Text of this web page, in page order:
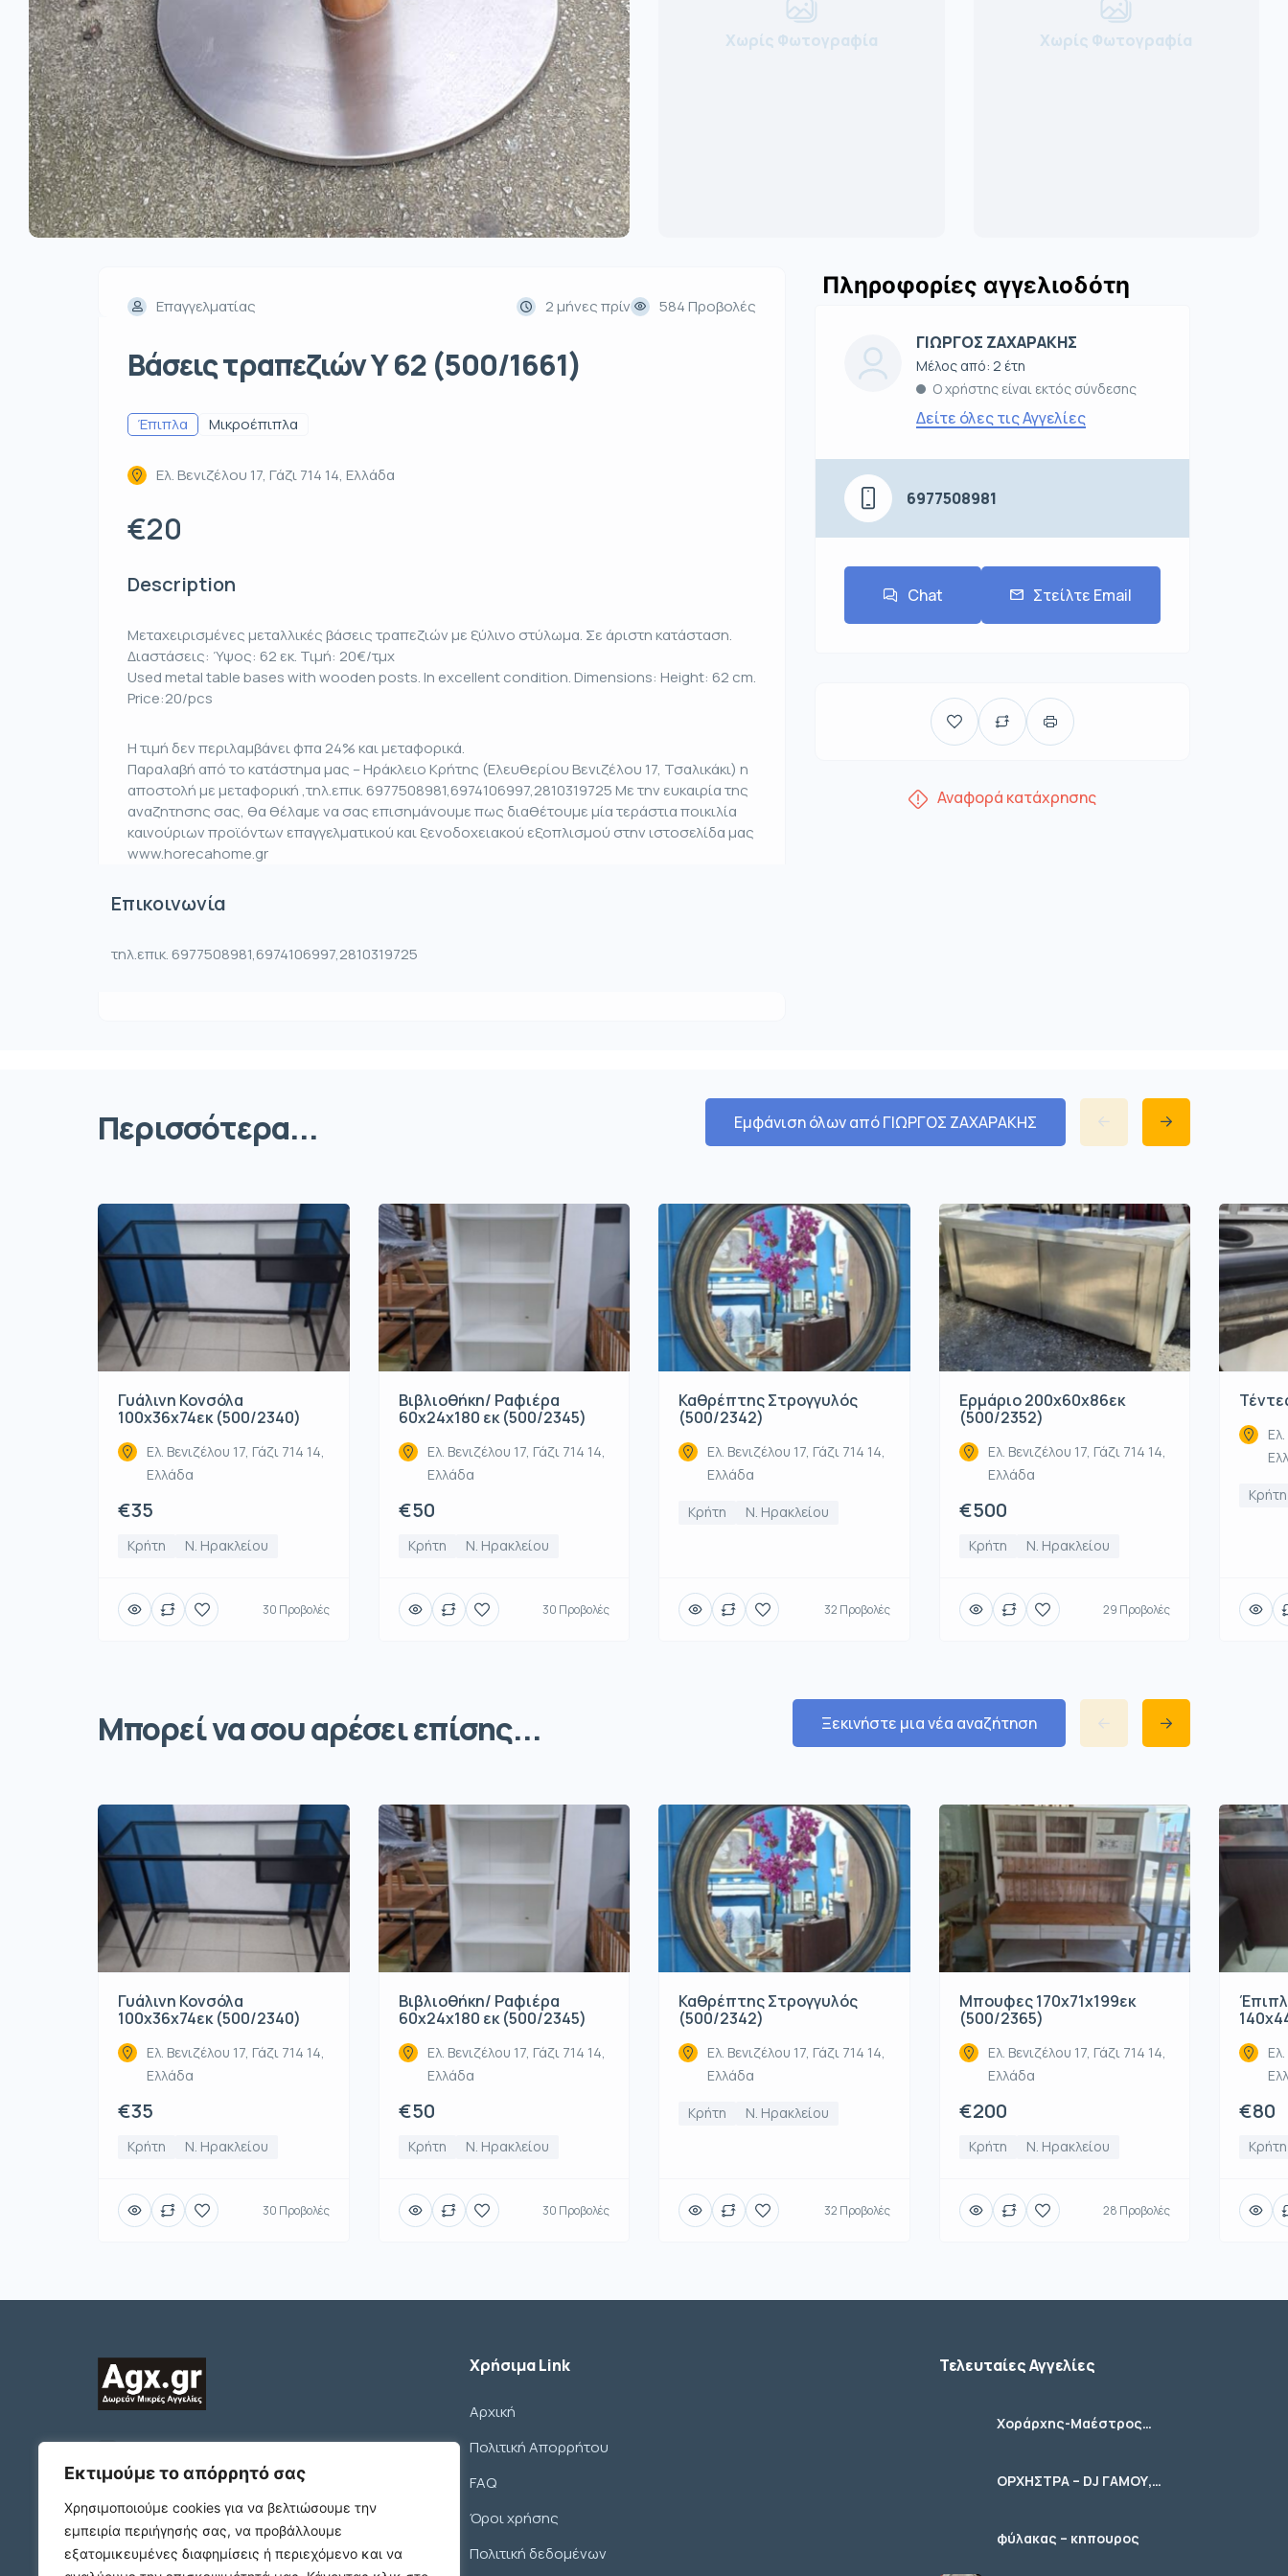
Εκτιμούμε το απόρρητό σας
Χρησιμοποιούμε cookies για να βελτιώσουμε την
εμπειρία περιήγησής σας, να προβάλλουμε
εξατομικευμένες διαφημίσεις ή περιεχόμενο και να
Χωρίς Φωτογραφία Χωρίς Φωτογραφία
Επαγγελματίας 2 μήνες πρίν 584 Προβολές
Βάσεις τραπεζιών Υ 62 (500/1661)
Έπιπλα Μικροέπιπλα
Ελ. Βενιζέλου 17, Γάζι 714 14, Ελλάδα
€20
Description
Μεταχειρισμένες μεταλλικές βάσεις τραπεζιών με ξύλινο στύλωμα. Σε άριστη κατάσταση.
Διαστάσεις: Ύψος: 62 εκ. Τιμή: 20€/τμχ
Used metal table bases with wooden posts. In excellent condition. Dimensions: Height: 62 cm.
Price:20/pcs
Η τιμή δεν περιλαμβάνει φπα 24% και μεταφορικά.
Παραλαβή από το κατάστημα μας – Ηράκλειο Κρήτης (Ελευθερίου Βενιζέλου 17, Τσαλικάκι) η
αποστολή με μεταφορική ,τηλ.επικ. 6977508981,6974106997,2810319725 Με την ευκαιρία της
αναζητησης σας, θα θέλαμε να σας επισημάνουμε πως διαθέτουμε μία τεράστια ποικιλία
καινούριων προϊόντων επαγγελματικού και ξενοδοχειακού εξοπλισμού στην ιστοσελίδα μας
www.horecahome.gr
Επικοινωνία
τηλ.επικ. 6977508981,6974106997,2810319725
Πληροφορίες αγγελιοδότη
ΓΙΩΡΓΟΣ ΖΑΧΑΡΑΚΗΣ
Μέλος από: 2 έτη
Ο χρήστης είναι εκτός σύνδεσης
Δείτε όλες τις Αγγελίες
6977508981
Chat Στείλτε Email
Αναφορά κατάχρησης
Περισσότερα... Εμφάνιση όλων από ΓΙΩΡΓΟΣ ΖΑΧΑΡΑΚΗΣ
Γυάλινη Κονσόλα
100x36x74εκ (500/2340)
Ελ. Βενιζέλου 17, Γάζι 714 14,
Ελλάδα
€35
Κρήτη Ν. Ηρακλείου
30 Προβολές
Βιβλιοθήκη/ Ραφιέρα
60x24x180 εκ (500/2345)
Ελ. Βενιζέλου 17, Γάζι 714 14,
Ελλάδα
€50
Κρήτη Ν. Ηρακλείου
30 Προβολές
Καθρέπτης Στρογγυλός
(500/2342)
Ελ. Βενιζέλου 17, Γάζι 714 14,
Ελλάδα
Κρήτη Ν. Ηρακλείου
32 Προβολές
Ερμάριο 200x60x86εκ
(500/2352)
Ελ. Βενιζέλου 17, Γάζι 714 14,
Ελλάδα
€500
Κρήτη Ν. Ηρακλείου
29 Προβολές
Κρήτη
Μπορεί να σου αρέσει επίσης... Ξεκινήστε μια νέα αναζήτηση
Γυάλινη Κονσόλα
100x36x74εκ (500/2340)
Ελ. Βενιζέλου 17, Γάζι 714 14,
Ελλάδα
€35
Κρήτη Ν. Ηρακλείου
30 Προβολές
Βιβλιοθήκη/ Ραφιέρα
60x24x180 εκ (500/2345)
Ελ. Βενιζέλου 17, Γάζι 714 14,
Ελλάδα
€50
Κρήτη Ν. Ηρακλείου
30 Προβολές
Καθρέπτης Στρογγυλός
(500/2342)
Ελ. Βενιζέλου 17, Γάζι 714 14,
Ελλάδα
Κρήτη Ν. Ηρακλείου
32 Προβολές
Μπουφες 170x71x199εκ
(500/2365)
Ελ. Βενιζέλου 17, Γάζι 714 14,
Ελλάδα
€200
Κρήτη Ν. Ηρακλείου
28 Προβολές
€80
Κρήτη
ΠΛΑΤΩΝΟΣ 1 Τ.Κ. 54631
support@agx.gr
Follow our social media
Χρήσιμα Link
Αρχική
Πολιτική Απορρήτου
FAQ
Όροι χρήσης
Πολιτική δεδομένων
Τελευταίες Αγγελίες
Χοράρχης-Μαέστρος
Χορωδιών
ΟΡΧΗΣΤΡΑ – DJ ΓΑΜΟΥ,
ΚΟΙΝΩΝΙΚΩΝ ΕΚΔΗΛΩΣΕΩΝ
φύλακας – κηπουρος